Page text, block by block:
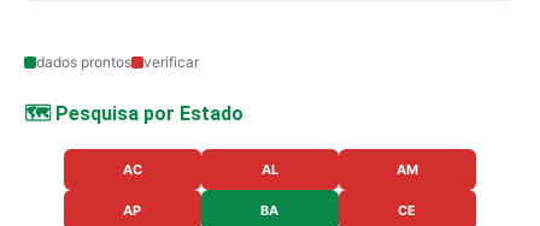
dados prontos verificar
🗺️ Pesquisa por Estado
AC AL AM
AP BA CE